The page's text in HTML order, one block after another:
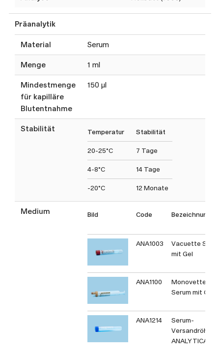
Präanalytik
Material Serum
Menge 1 ml
Mindestmenge
für kapilläre
Blutentnahme
150 µl
Stabilität Temperatur Stabilität
20-25°C 7 Tage
4-8°C 14 Tage
-20°C 12 Monate
Medium Bild Code Bezeichnung
ANA1003
Vacuette
mit Gel
ANA1100
Monovette
Serum mit Gel
ANA1214
Serum-
ANALYTICA